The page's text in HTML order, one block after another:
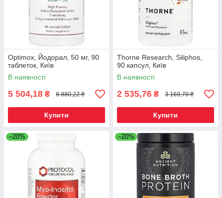
Optimox, Йодорал, 50 мг, 90
таблеток, Київ
В наявності
5 504,18 ₴ 6 880,22 ₴
Купити
Thorne Research, Siliphos,
90 капсул, Київ
В наявності
2 535,76 ₴ 3 169,70 ₴
Купити
–20% –20%